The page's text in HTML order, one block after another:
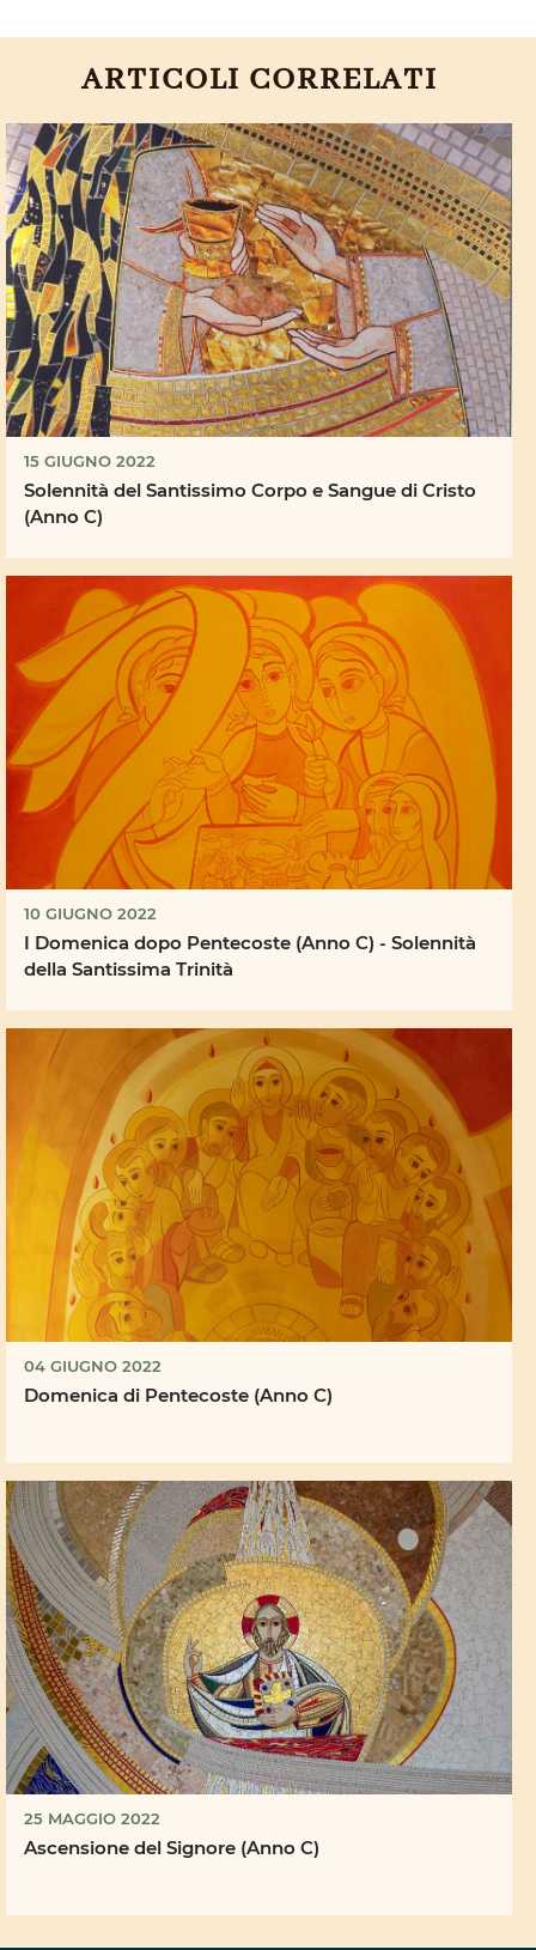
ARTICOLI CORRELATI
15 GIUGNO 2022
Solennità del Santissimo Corpo e Sangue di Cristo
(Anno C)
10 GIUGNO 2022
I Domenica dopo Pentecoste (Anno C) - Solennità
della Santissima Trinità
04 GIUGNO 2022
Domenica di Pentecoste (Anno C)
25 MAGGIO 2022
Ascensione del Signore (Anno C)